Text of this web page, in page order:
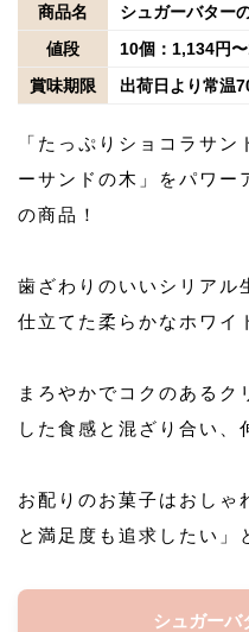
商品名
シュガーバター
値段
10個：1,134円
賞味期限
出荷日より常温
「たっぷりショコラサ
ーサンドの木」をパワー
の商品！
歯ざわりのいいシリアル
仕立てた柔らかなホワイ
まろやかでコクのあるク
した食感と混ざり合い、
お配りのお菓子はおしゃ
と満足度も追求したい」
シュガーバ